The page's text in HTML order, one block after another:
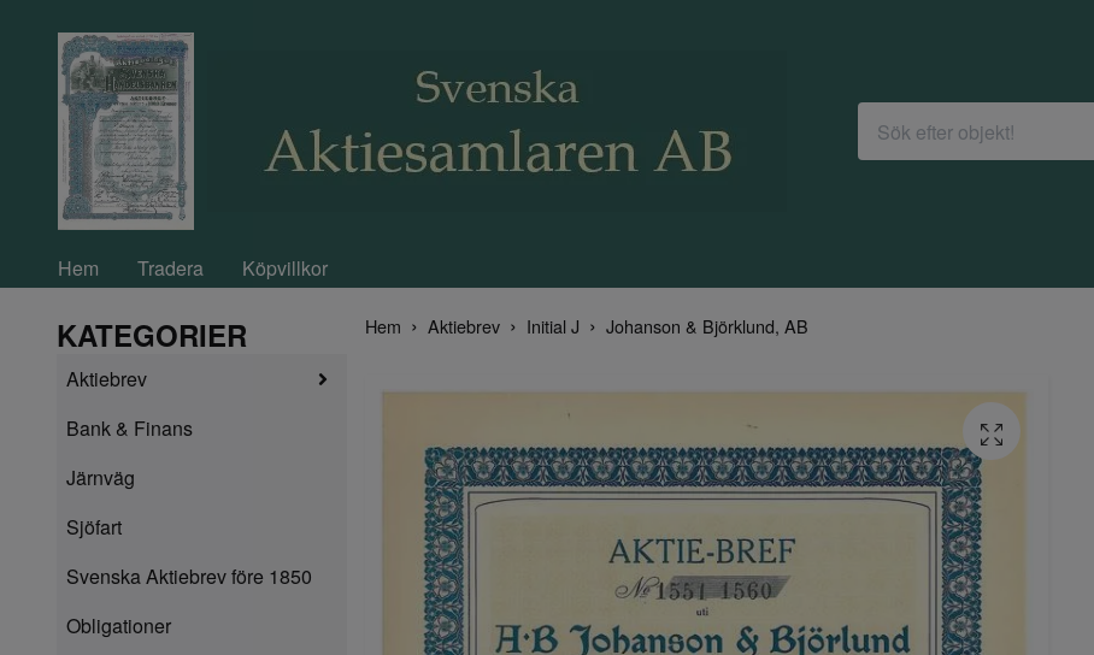
Hem Tradera Köpvillkor
KATEGORIER
Aktiebrev
Bank & Finans
Järnväg
Sjöfart
Svenska Aktiebrev före 1850
Obligationer
Hem Aktiebrev Initial J Johanson & Björklund, AB